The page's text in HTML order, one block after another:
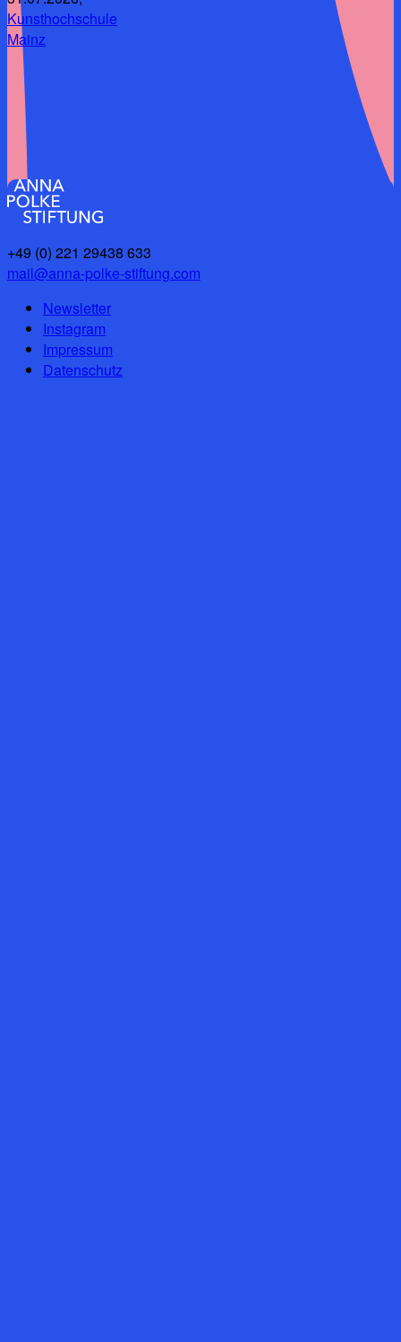
Kunsthochschule
Mainz
Newsletter
Instagram
Impressum
Datenschutz
+49 (0) 221 29438 633
mail@anna-polke-stiftung.com